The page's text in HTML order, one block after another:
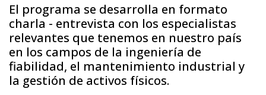
El programa se desarrolla en formato
charla - entrevista con los especialistas
relevantes que tenemos en nuestro país
en los campos de la ingeniería de
fiabilidad, el mantenimiento industrial y
la gestión de activos físicos.